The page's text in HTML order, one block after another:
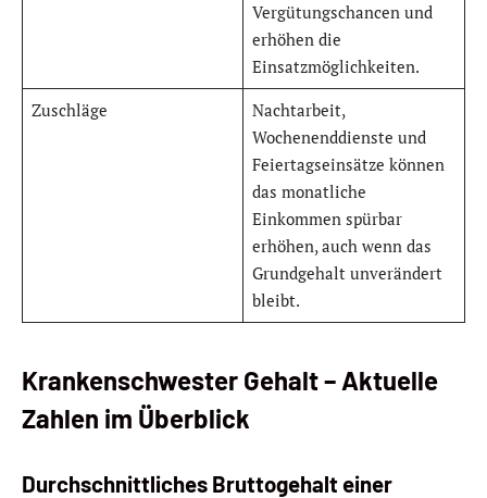
Vergütungschancen und
erhöhen die
Einsatzmöglichkeiten.
Zuschläge
Nachtarbeit,
Wochenenddienste und
Feiertagseinsätze können
das monatliche
Einkommen spürbar
erhöhen, auch wenn das
Grundgehalt unverändert
bleibt.
Krankenschwester Gehalt – Aktuelle
Zahlen im Überblick
Durchschnittliches Bruttogehalt einer